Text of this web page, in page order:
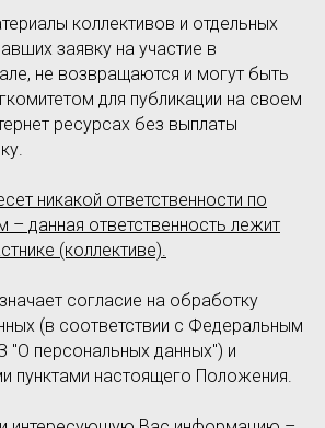
коллективов и отдельных
заявку на участие в
не возвращаются и могут быть
для публикации на своем
ресурсах без выплаты
никакой ответственности по
– данная ответственность лежит
(коллективе).
согласие на обработку
(в соответствии с Федеральным
"О персональных данных") и
пунктами настоящего Положения.